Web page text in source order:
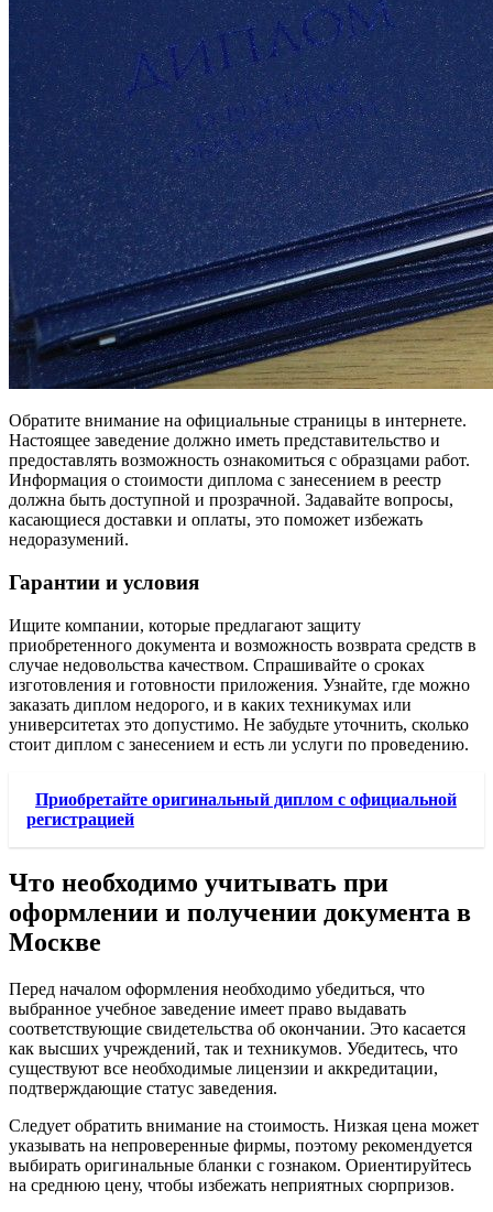
Обратите внимание на официальные страницы в интернете.
Настоящее заведение должно иметь представительство и
предоставлять возможность ознакомиться с образцами работ.
Информация о стоимости диплома с занесением в реестр
должна быть доступной и прозрачной. Задавайте вопросы,
касающиеся доставки и оплаты, это поможет избежать
недоразумений.
Гарантии и условия
Ищите компании, которые предлагают защиту
приобретенного документа и возможность возврата средств в
случае недовольства качеством. Спрашивайте о сроках
изготовления и готовности приложения. Узнайте, где можно
заказать диплом недорого, и в каких техникумах или
университетах это допустимо. Не забудьте уточнить, сколько
стоит диплом с занесением и есть ли услуги по проведению.
Приобретайте оригинальный диплом с официальной
регистрацией
Что необходимо учитывать при
оформлении и получении документа в
Москве
Перед началом оформления необходимо убедиться, что
выбранное учебное заведение имеет право выдавать
соответствующие свидетельства об окончании. Это касается
как высших учреждений, так и техникумов. Убедитесь, что
существуют все необходимые лицензии и аккредитации,
подтверждающие статус заведения.
Следует обратить внимание на стоимость. Низкая цена может
указывать на непроверенные фирмы, поэтому рекомендуется
выбирать оригинальные бланки с гознаком. Ориентируйтесь
на среднюю цену, чтобы избежать неприятных сюрпризов.